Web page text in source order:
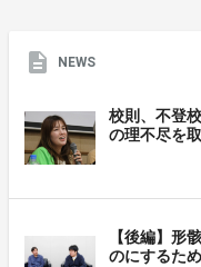
NEWS
校則、不登
の理不尽を
【後編】形
のにするた